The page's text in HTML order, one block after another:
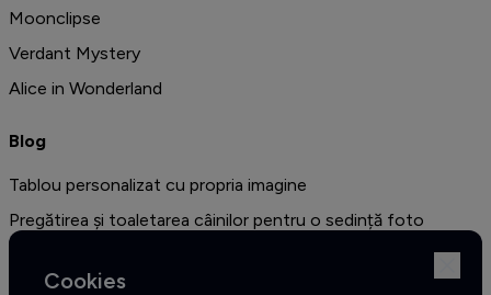
Moonclipse
Verdant Mystery
Alice in Wonderland
Blog
Tablou personalizat cu propria imagine
Pregătirea și toaletarea câinilor pentru o sedință foto
profesională
Amenajarea unui dormitor în stil vintage - cele mai bune idei
Cookies